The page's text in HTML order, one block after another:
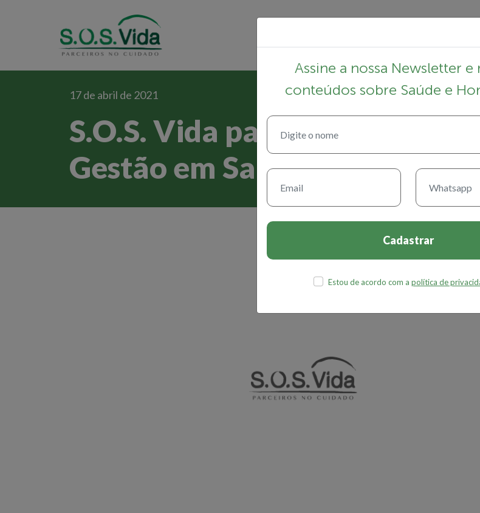
17 de abril de 2021
S.O.S. Vida participa de
Gestão em Saúde
Assine a nossa Newsletter e
conteúdos sobre Saúde e
Cadastrar
Estou de acordo com a política de